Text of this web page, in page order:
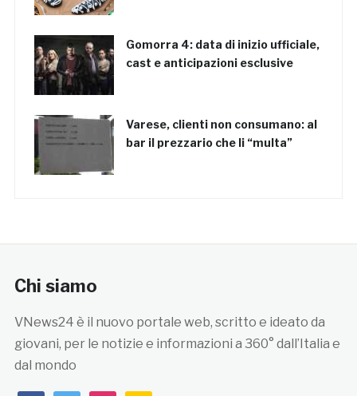
Gomorra 4: data di inizio ufficiale,
cast e anticipazioni esclusive
Varese, clienti non consumano: al
bar il prezzario che li “multa”
Chi siamo
VNews24 è il nuovo portale web, scritto e ideato da
giovani, per le notizie e informazioni a 360° dall’Italia e
dal mondo